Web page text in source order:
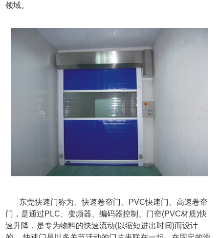
领域。
东莞快速门称为、快速卷帘门、PVC快速门、高速卷帘
门，是通过PLC、变频器、编码器控制、门帘(PVC材质)快
速升降，是专为物料的快速流动(以缩短进出时间)而设计